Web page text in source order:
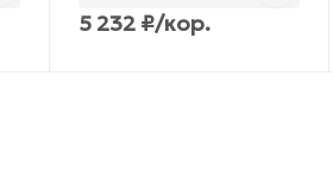
5 232 ₽/кор.